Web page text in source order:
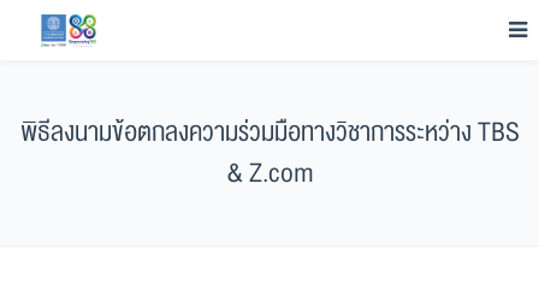
พิธีลงนามข้อตกลงความร่วมมือทางวิชาการระหว่าง TBS
& Z.com